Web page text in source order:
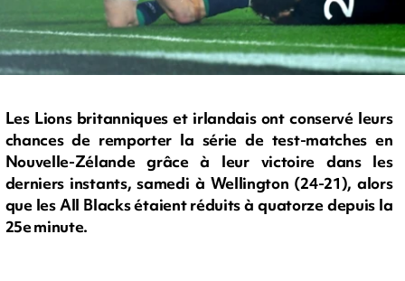
Les Lions britanniques et irlandais ont conservé leurs
chances de remporter la série de test-matches en
Nouvelle-Zélande grâce à leur victoire dans les
derniers instants, samedi à Wellington (24-21), alors
que les All Blacks étaient réduits à quatorze depuis la
25e minute.